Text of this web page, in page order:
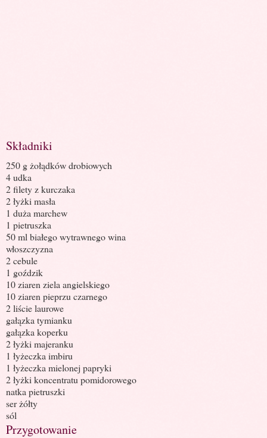
Składniki
250 g żołądków drobiowych
4 udka
2 filety z kurczaka
2 łyżki masła
1 duża marchew
1 pietruszka
50 ml białego wytrawnego wina
włoszczyzna
2 cebule
1 goździk
10 ziaren ziela angielskiego
10 ziaren pieprzu czarnego
2 liście laurowe
gałązka tymianku
gałązka koperku
2 łyżki majeranku
1 łyżeczka imbiru
1 łyżeczka mielonej papryki
2 łyżki koncentratu pomidorowego
natka pietruszki
ser żółty
sól
Przygotowanie